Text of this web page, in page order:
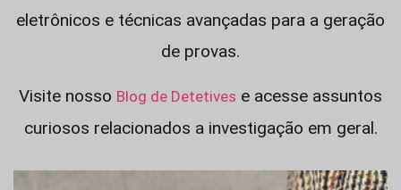
eletrônicos e técnicas avançadas para a geração
de provas.
Visite nosso Blog de Detetives e acesse assuntos
curiosos relacionados a investigação em geral.